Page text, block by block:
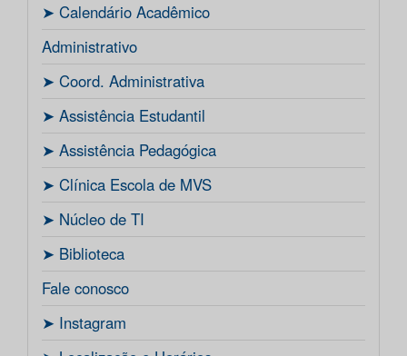
ㅤ➤ Calendário Acadêmico
Administrativo
ㅤ➤ Coord. Administrativa
ㅤ➤ Assistência Estudantil
ㅤ➤ Assistência Pedagógica
ㅤ➤ Clínica Escola de MVS
ㅤ➤ Núcleo de TI
ㅤ➤ Biblioteca
Fale conosco
ㅤ➤ Instagram